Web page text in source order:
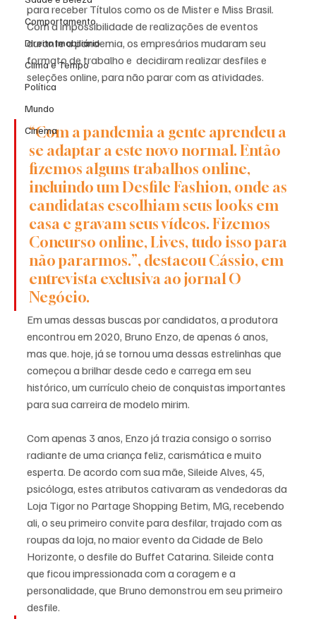
Comportamento
Direito Imobiliário
Clima e Tempo
Política
Mundo
Cinema
para receber Títulos como os de Mister e Miss Brasil.
Com a impossibilidade de realizações de eventos
durante a pandemia, os empresários mudaram seu
formato de trabalho e  decidiram realizar desfiles e
seleções online, para não parar com as atividades.
“Com a pandemia a gente aprendeu a
se adaptar a este novo normal. Então
fizemos alguns trabalhos online,
incluindo um Desfile Fashion, onde as
candidatas escolhiam seus looks em
casa e gravam seus vídeos. Fizemos
Concurso online, Lives, tudo isso para
não pararmos.”, destacou Cássio, em
entrevista exclusiva ao jornal O
Negócio.
Em umas dessas buscas por candidatos, a produtora
encontrou em 2020, Bruno Enzo, de apenas 6 anos,
mas que. hoje, já se tornou uma dessas estrelinhas que
começou a brilhar desde cedo e carrega em seu
histórico, um currículo cheio de conquistas importantes
para sua carreira de modelo mirim.
Com apenas 3 anos, Enzo já trazia consigo o sorriso
radiante de uma criança feliz, carismática e muito
esperta. De acordo com sua mãe, Sileide Alves, 45,
psicóloga, estes atributos cativaram as vendedoras da
Loja Tigor no Partage Shopping Betim, MG, recebendo
ali, o seu primeiro convite para desfilar, trajado com as
roupas da loja, no maior evento da Cidade de Belo
Horizonte, o desfile do Buffet Catarina. Sileide conta
que ficou impressionada com a coragem e a
personalidade, que Bruno demonstrou em seu primeiro
desfile.